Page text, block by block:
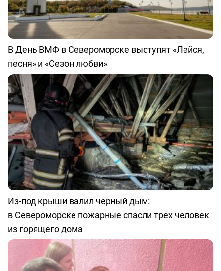
В День ВМФ в Североморске выступят «Лейся,
песня» и «Сезон любви»
Из-под крыши валил черный дым:
в Североморске пожарные спасли трех человек
из горящего дома